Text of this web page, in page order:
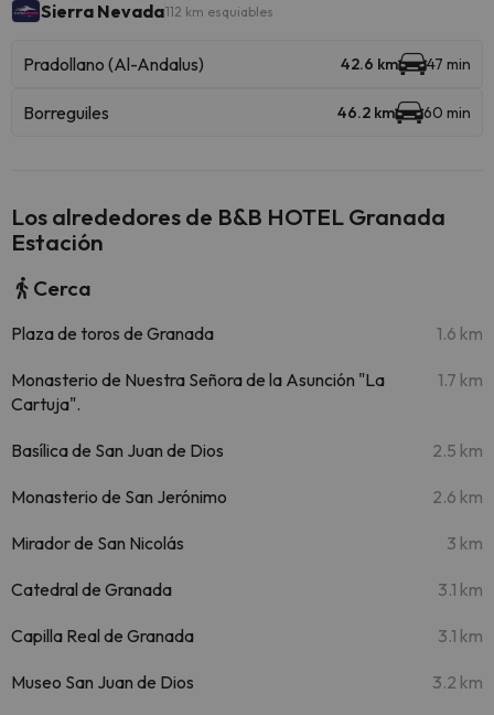
Sierra Nevada112 km esquiables
Pradollano (Al-Andalus) 42.6 km 47 min
Borreguiles 46.2 km 60 min
Los alrededores de B&B HOTEL Granada
Estación
Cerca
Plaza de toros de Granada 1.6 km
Monasterio de Nuestra Señora de la Asunción "La
Cartuja".
1.7 km
Basílica de San Juan de Dios 2.5 km
Monasterio de San Jerónimo 2.6 km
Mirador de San Nicolás 3 km
Catedral de Granada 3.1 km
Capilla Real de Granada 3.1 km
Museo San Juan de Dios 3.2 km